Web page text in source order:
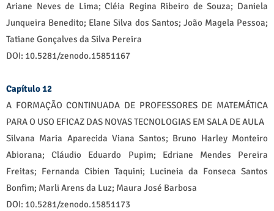
Ariane Neves de Lima; Cléia Regina Ribeiro de Souza; Daniela
Junqueira Benedito; Elane Silva dos Santos; João Magela Pessoa;
Tatiane Gonçalves da Silva Pereira
DOI: 10.5281/zenodo.15851167
Capítulo 12
A FORMAÇÃO CONTINUADA DE PROFESSORES DE MATEMÁTICA
PARA O USO EFICAZ DAS NOVAS TECNOLOGIAS EM SALA DE AULA
Silvana Maria Aparecida Viana Santos; Bruno Harley Monteiro
Abiorana; Cláudio Eduardo Pupim; Edriane Mendes Pereira
Freitas; Fernanda Cibien Taquini; Lucineia da Fonseca Santos
Bonfim; Marli Arens da Luz; Maura José Barbosa
DOI: 10.5281/zenodo.15851173